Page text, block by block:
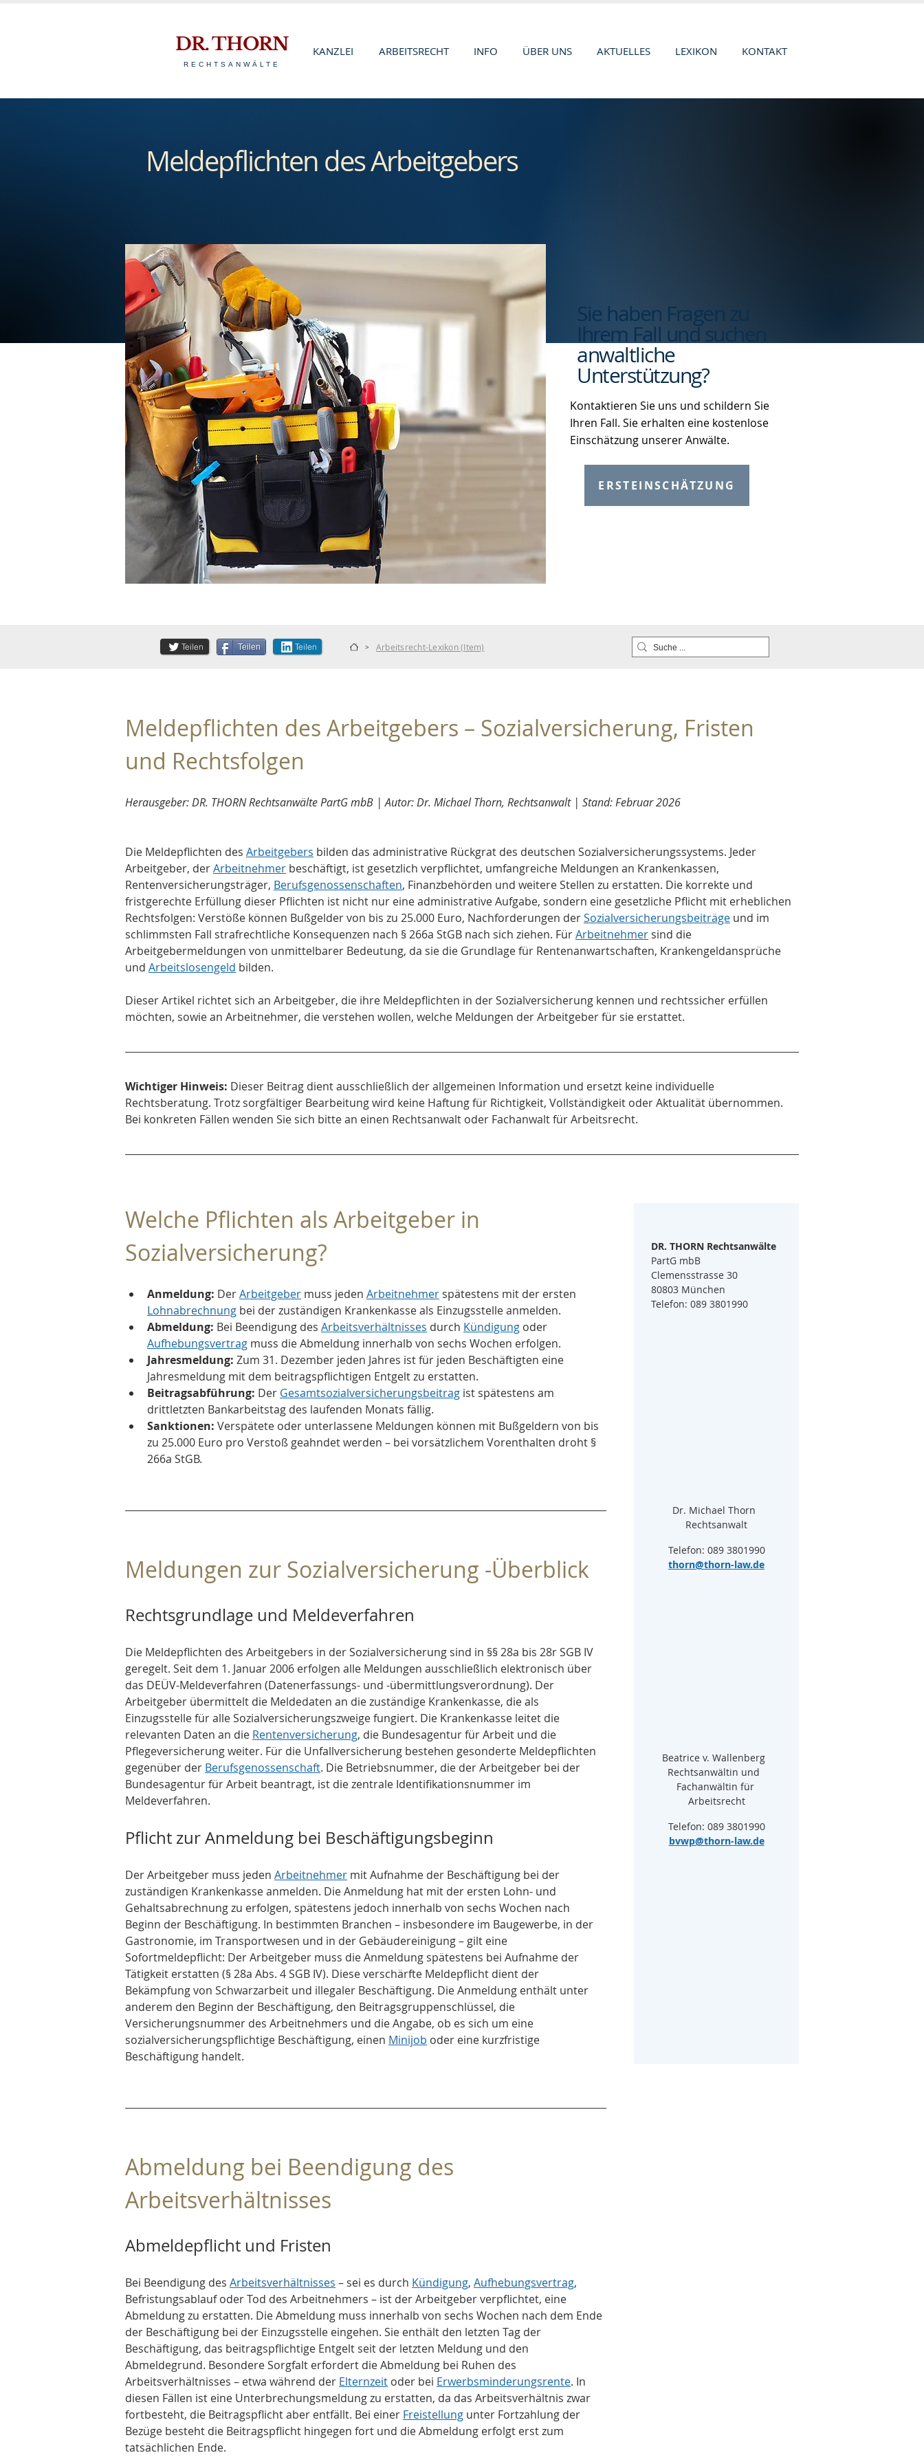
DR. THORN KANZLEI ARBEITSRECHT INFO ÜBER UNS AKTUELLES LEXIKON KONTAKT
RECHTSANWÄLTE
Meldepflichten des Arbeitgebers
Sie haben Fragen zu
Ihrem Fall und suchen
anwaltliche
Unterstützung?
Kontaktieren Sie uns und schildern Sie
Ihren Fall. Sie erhalten eine kostenlose
Einschätzung unserer Anwälte.
ERSTEINSCHÄTZUNG
Teilen Teilen Teilen > Arbeitsrecht-Lexikon (Item)
Meldepflichten des Arbeitgebers – Sozialversicherung, Fristen
und Rechtsfolgen
Herausgeber: DR. THORN Rechtsanwälte PartG mbB | Autor: Dr. Michael Thorn, Rechtsanwalt | Stand: Februar 2026
Die Meldepflichten des Arbeitgebers bilden das administrative Rückgrat des deutschen Sozialversicherungssystems. Jeder
Arbeitgeber, der Arbeitnehmer beschäftigt, ist gesetzlich verpflichtet, umfangreiche Meldungen an Krankenkassen,
Rentenversicherungsträger, Berufsgenossenschaften, Finanzbehörden und weitere Stellen zu erstatten. Die korrekte und
fristgerechte Erfüllung dieser Pflichten ist nicht nur eine administrative Aufgabe, sondern eine gesetzliche Pflicht mit erheblichen
Rechtsfolgen: Verstöße können Bußgelder von bis zu 25.000 Euro, Nachforderungen der Sozialversicherungsbeiträge und im
schlimmsten Fall strafrechtliche Konsequenzen nach § 266a StGB nach sich ziehen. Für Arbeitnehmer sind die
Arbeitgebermeldungen von unmittelbarer Bedeutung, da sie die Grundlage für Rentenanwartschaften, Krankengeldansprüche
und Arbeitslosengeld bilden.
Dieser Artikel richtet sich an Arbeitgeber, die ihre Meldepflichten in der Sozialversicherung kennen und rechtssicher erfüllen
möchten, sowie an Arbeitnehmer, die verstehen wollen, welche Meldungen der Arbeitgeber für sie erstattet.
Wichtiger Hinweis: Dieser Beitrag dient ausschließlich der allgemeinen Information und ersetzt keine individuelle
Rechtsberatung. Trotz sorgfältiger Bearbeitung wird keine Haftung für Richtigkeit, Vollständigkeit oder Aktualität übernommen.
Bei konkreten Fällen wenden Sie sich bitte an einen Rechtsanwalt oder Fachanwalt für Arbeitsrecht.
Welche Pflichten als Arbeitgeber in
Sozialversicherung?
Anmeldung: Der Arbeitgeber muss jeden Arbeitnehmer spätestens mit der ersten
Lohnabrechnung bei der zuständigen Krankenkasse als Einzugsstelle anmelden.
Abmeldung: Bei Beendigung des Arbeitsverhältnisses durch Kündigung oder
Aufhebungsvertrag muss die Abmeldung innerhalb von sechs Wochen erfolgen.
Jahresmeldung: Zum 31. Dezember jeden Jahres ist für jeden Beschäftigten eine
Jahresmeldung mit dem beitragspflichtigen Entgelt zu erstatten.
Beitragsabführung: Der Gesamtsozialversicherungsbeitrag ist spätestens am
drittletzten Bankarbeitstag des laufenden Monats fällig.
Sanktionen: Verspätete oder unterlassene Meldungen können mit Bußgeldern von bis
zu 25.000 Euro pro Verstoß geahndet werden – bei vorsätzlichem Vorenthalten droht §
266a StGB.
Meldungen zur Sozialversicherung -Überblick
Rechtsgrundlage und Meldeverfahren
Die Meldepflichten des Arbeitgebers in der Sozialversicherung sind in §§ 28a bis 28r SGB IV
geregelt. Seit dem 1. Januar 2006 erfolgen alle Meldungen ausschließlich elektronisch über
das DEÜV-Meldeverfahren (Datenerfassungs- und -übermittlungsverordnung). Der
Arbeitgeber übermittelt die Meldedaten an die zuständige Krankenkasse, die als
Einzugsstelle für alle Sozialversicherungszweige fungiert. Die Krankenkasse leitet die
relevanten Daten an die Rentenversicherung, die Bundesagentur für Arbeit und die
Pflegeversicherung weiter. Für die Unfallversicherung bestehen gesonderte Meldepflichten
gegenüber der Berufsgenossenschaft. Die Betriebsnummer, die der Arbeitgeber bei der
Bundesagentur für Arbeit beantragt, ist die zentrale Identifikationsnummer im
Meldeverfahren.
Pflicht zur Anmeldung bei Beschäftigungsbeginn
Der Arbeitgeber muss jeden Arbeitnehmer mit Aufnahme der Beschäftigung bei der
zuständigen Krankenkasse anmelden. Die Anmeldung hat mit der ersten Lohn- und
Gehaltsabrechnung zu erfolgen, spätestens jedoch innerhalb von sechs Wochen nach
Beginn der Beschäftigung. In bestimmten Branchen – insbesondere im Baugewerbe, in der
Gastronomie, im Transportwesen und in der Gebäudereinigung – gilt eine
Sofortmeldepflicht: Der Arbeitgeber muss die Anmeldung spätestens bei Aufnahme der
Tätigkeit erstatten (§ 28a Abs. 4 SGB IV). Diese verschärfte Meldepflicht dient der
Bekämpfung von Schwarzarbeit und illegaler Beschäftigung. Die Anmeldung enthält unter
anderem den Beginn der Beschäftigung, den Beitragsgruppenschlüssel, die
Versicherungsnummer des Arbeitnehmers und die Angabe, ob es sich um eine
sozialversicherungspflichtige Beschäftigung, einen Minijob oder eine kurzfristige
Beschäftigung handelt.
Abmeldung bei Beendigung des
Arbeitsverhältnisses
Abmeldepflicht und Fristen
Bei Beendigung des Arbeitsverhältnisses – sei es durch Kündigung, Aufhebungsvertrag,
Befristungsablauf oder Tod des Arbeitnehmers – ist der Arbeitgeber verpflichtet, eine
Abmeldung zu erstatten. Die Abmeldung muss innerhalb von sechs Wochen nach dem Ende
der Beschäftigung bei der Einzugsstelle eingehen. Sie enthält den letzten Tag der
Beschäftigung, das beitragspflichtige Entgelt seit der letzten Meldung und den
Abmeldegrund. Besondere Sorgfalt erfordert die Abmeldung bei Ruhen des
Arbeitsverhältnisses – etwa während der Elternzeit oder bei Erwerbsminderungsrente. In
diesen Fällen ist eine Unterbrechungsmeldung zu erstatten, da das Arbeitsverhältnis zwar
fortbesteht, die Beitragspflicht aber entfällt. Bei einer Freistellung unter Fortzahlung der
Bezüge besteht die Beitragspflicht hingegen fort und die Abmeldung erfolgt erst zum
tatsächlichen Ende.
DR. THORN Rechtsanwälte
PartG mbB
Clemensstrasse 30
80803 München
Telefon: 089 3801990
Dr. Michael Thorn
Rechtsanwalt
Telefon: 089 3801990
thorn@thorn-law.de
Beatrice v. Wallenberg
Rechtsanwältin und
Fachanwältin für
Arbeitsrecht
Telefon: 089 3801990
bvwp@thorn-law.de